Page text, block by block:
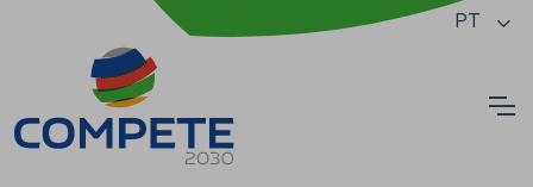
Saltar para o conteúdo principal da página PT